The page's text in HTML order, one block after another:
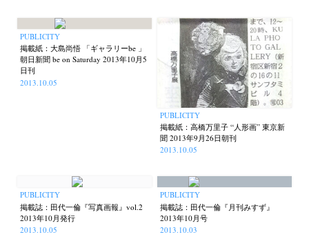
PUBLICITY
掲載紙：大島尚悟 「ギャラリーbe 」
朝日新聞 be on Saturday 2013年10月5
日刊
2013.10.05
PUBLICITY
掲載紙：高橋万里子 “人形画” 東京新
聞 2013年9月26日朝刊
2013.10.05
PUBLICITY
掲載誌：田代一倫『写真画報』vol.2
2013年10月発行
2013.10.05
PUBLICITY
掲載誌：田代一倫『月刊みすず』
2013年10月号
2013.10.03